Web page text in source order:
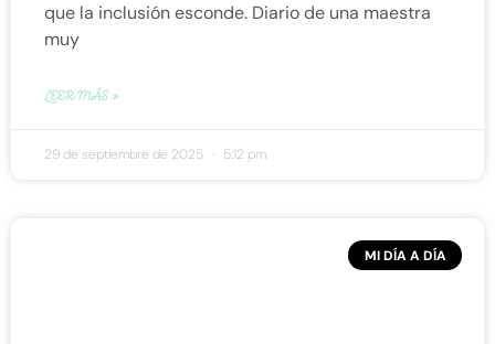
que la inclusión esconde. Diario de una maestra
muy
LEER MÁS »
29 de septiembre de 2025 5:12 pm
MI DÍA A DÍA